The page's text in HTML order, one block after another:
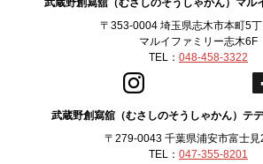
武蔵野創寫舘（むさしのそうしゃかん）マル
〒353-0004 埼玉県志木市本町5
マルイファミリー志木6F
TEL： 048-458-3322
武蔵野創寫舘（むさしのそうしゃかん）テ
〒279-0043 千葉県浦安市富士見
TEL： 047-355-8201